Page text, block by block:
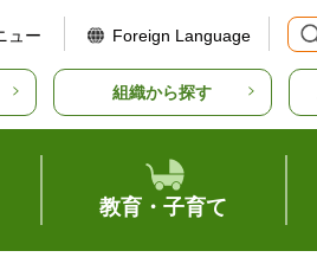
ュー Foreign Language
組織から探す
教育・子育て